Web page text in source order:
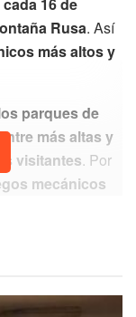
Rusa. Así
más altos y
parques de
más altas y
visitantes. Por
mecánicos